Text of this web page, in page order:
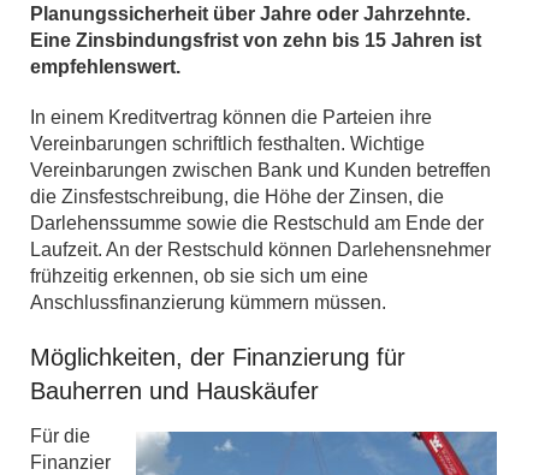
Planungssicherheit über Jahre oder Jahrzehnte.
Eine Zinsbindungsfrist von zehn bis 15 Jahren ist
empfehlenswert.
In einem Kreditvertrag können die Parteien ihre
Vereinbarungen schriftlich festhalten. Wichtige
Vereinbarungen zwischen Bank und Kunden betreffen
die Zinsfestschreibung, die Höhe der Zinsen, die
Darlehenssumme sowie die Restschuld am Ende der
Laufzeit. An der Restschuld können Darlehensnehmer
frühzeitig erkennen, ob sie sich um eine
Anschlussfinanzierung kümmern müssen.
Möglichkeiten, der Finanzierung für
Bauherren und Hauskäufer
Für die
Finanzier